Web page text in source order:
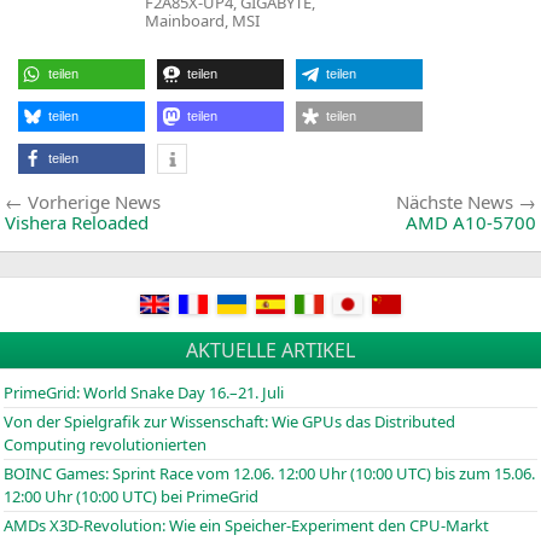
Mainboard, MSI
teilen teilen teilen
teilen teilen teilen
teilen
Beitragsnavigation
Vorherige NewsVorherige
Vishera Reloaded
Nächste News
AMD A10-5700
AKTUELLE ARTIKEL
PrimeGrid: World Snake Day 16.–21. Juli
Von der Spielgrafik zur Wissenschaft: Wie GPUs das Distributed
Computing revolutionierten
BOINCGames: Sprint Race vom 12.06. 12:00 Uhr (10:00 UTC) bis zum 15.06.
12:00 Uhr (10:00 UTC) bei PrimeGrid
AMDs X3D-Revolution: Wie ein Speicher-Experiment den CPU-Markt